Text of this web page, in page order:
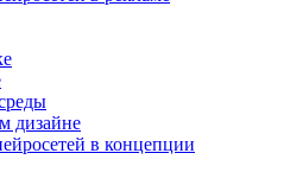
дизайне
в концепции